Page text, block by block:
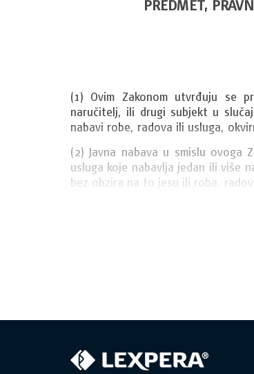
PREDMET,
(1) Ovim Zakonom utvrđuju se
naručitelj, ili drugi subjekt u
nabavi robe, radova ili usluga,
(2) Javna nabava u smislu ovoga
usluga koje nabavlja jedan ili više
bez obzira na to jesu ili roba,